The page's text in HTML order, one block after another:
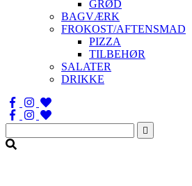
GRØD
BAGVÆRK
FROKOST/AFTENSMAD
PIZZA
TILBEHØR
SALATER
DRIKKE
Søg
efter: